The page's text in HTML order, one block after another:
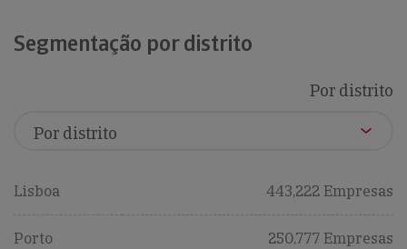
Segmentação por distrito
Por distrito
Lisboa 443,222 Empresas
Porto 250,777 Empresas